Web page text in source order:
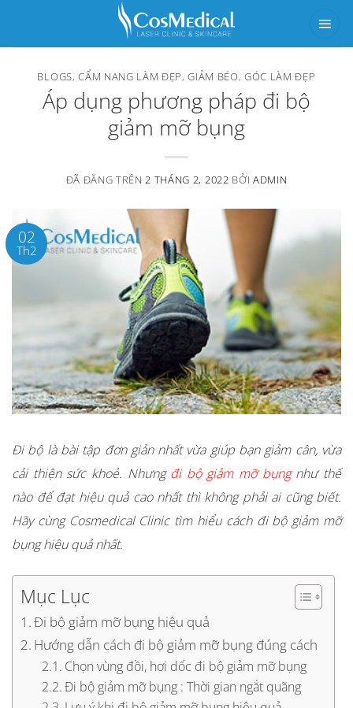
BLOGS,CẨM NANG LÀM ĐẸP,GIẢM BÉO,GÓC LÀM ĐẸP
Áp dụng phương pháp đi bộ
giảm mỡ bụng
ĐÃ ĐĂNG TRÊN2 THÁNG 2, 2022 BỞI ADMIN
02
Th2
Đi bộ là bài tập đơn giản nhất vừa giúp bạn giảm cân, vừa
cải thiện sức khoẻ. Nhưng đi bộ giảm mỡ bụngnhư thế
nào để đạt hiệu quả cao nhất thì không phải ai cũng biết.
Hãy cùng Cosmedical Clinic tìm hiểu cách đi bộ giảm mỡ
bụng hiệu quả nhất.
Mục Lục
Đi bộ giảm mỡ bụng hiệu quả
Hướng dẫn cách đi bộ giảm mỡ bụng đúng cách
Chọn vùng đồi, hơi dốc đi bộ giảm mỡ bụng
Đi bộ giảm mỡ bụng : Thời gian ngắt quãng